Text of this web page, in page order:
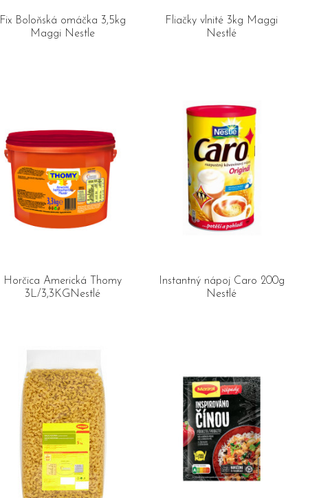
Fix Boloňská omáčka 3,5kg
Maggi Nestle
Fliačky vlnité 3kg Maggi
Nestlé
Horčica Americká Thomy
3L/3,3KGNestlé
Instantný nápoj Caro 200g
Nestlé